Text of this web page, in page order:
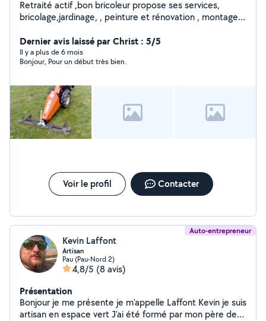
Retraité actif ,bon bricoleur propose ses services,
bricolage,jardinage, , peinture et rénovation , montage
bois etc...Location d'outils électroportatifs, outils de
jardinage thermiques ainsi qu'un fourgon Expert et une
remorque .
Dernier avis laissé par Christ : 5/5
Il y a plus de 6 mois
Bonjour, Pour un début très bien.
Voir le profil Contacter
Auto-entrepreneur
Kevin Laffont
Artisan
Pau (Pau-Nord 2)
4,8/5 (8 avis)
Présentation
Bonjour je me présente je m'appelle Laffont Kevin je suis
artisan en espace vert J'ai été formé par mon père de